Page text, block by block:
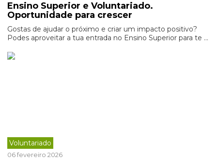
Ensino Superior e Voluntariado.
Oportunidade para crescer
Gostas de ajudar o próximo e criar um impacto positivo?
Podes aproveitar a tua entrada no Ensino Superior para te ...
Voluntariado
06 fevereiro 2026